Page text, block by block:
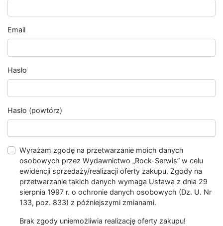
Email
Hasło
Hasło (powtórz)
Wyrażam zgodę na przetwarzanie moich danych
osobowych przez Wydawnictwo „Rock-Serwis” w celu
ewidencji sprzedaży/realizacji oferty zakupu. Zgody na
przetwarzanie takich danych wymaga Ustawa z dnia 29
sierpnia 1997 r. o ochronie danych osobowych (Dz. U. Nr
133, poz. 833) z późniejszymi zmianami.
Brak zgody uniemożliwia realizację oferty zakupu!